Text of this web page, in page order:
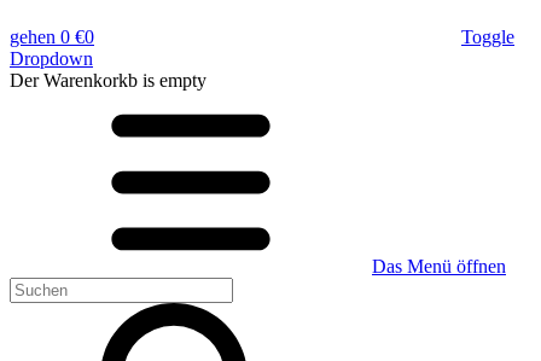
gehen 0 €0
Toggle
Dropdown
Der Warenkorkb is empty
Das Menü öffnen